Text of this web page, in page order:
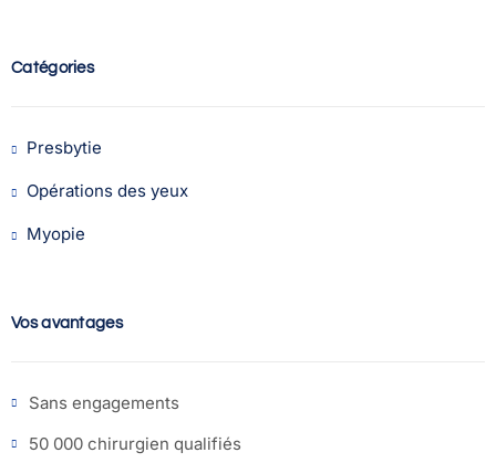
Catégories
Presbytie
Opérations des yeux
Myopie
Vos avantages
Sans engagements
50 000 chirurgien qualifiés